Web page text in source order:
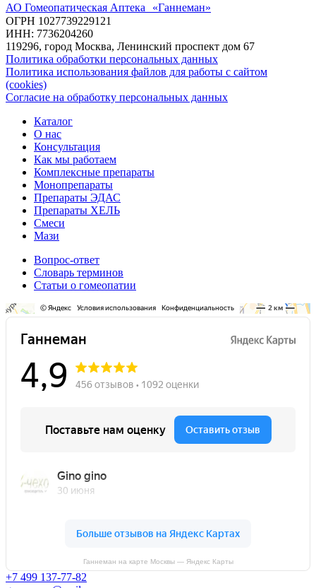
АО Гомеопатическая Аптека «Ганнеман»
ОГРН 1027739229121
ИНН: 7736204260
119296, город Москва, Ленинский проспект дом 67
Политика обработки персональных данных
Политика использования файлов для работы с сайтом
(cookies)
Согласие на обработку персональных данных
Каталог
О нас
Консультация
Как мы работаем
Комплексные препараты
Монопрепараты
Препараты ЭДАС
Препараты ХЕЛЬ
Смеси
Мази
Вопрос-ответ
Словарь терминов
Статьи о гомеопатии
Ганнеман на карте Москвы — Яндекс Карты
+7 499 137-77-82